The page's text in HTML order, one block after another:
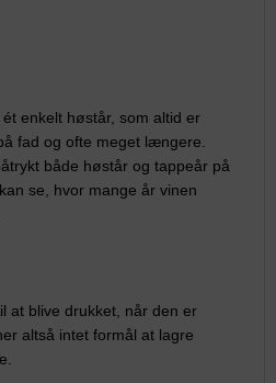
enkelt høstår, som altid er
fad og ofte meget længere.
både høstår og tappeår på
se, hvor mange år vinen
at blive drukket, når den er
altså intet formål at lagre